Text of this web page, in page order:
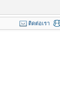
ติดต่อเรา